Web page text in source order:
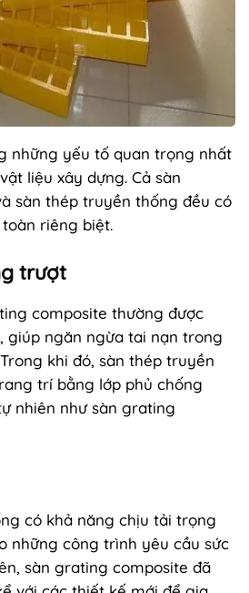
những yếu tố quan trọng nhất
liệu xây dựng. Cả sàn
sàn thép truyền thống đều có
riêng biệt.
trượt
composite thường được
giúp ngăn ngừa tai nạn trong
khi đó, sàn thép truyền
trí bằng lớp phủ chống
nhiên như sàn grating
có khả năng chịu tải trọng
những công trình yêu cầu sức
sàn grating composite đã